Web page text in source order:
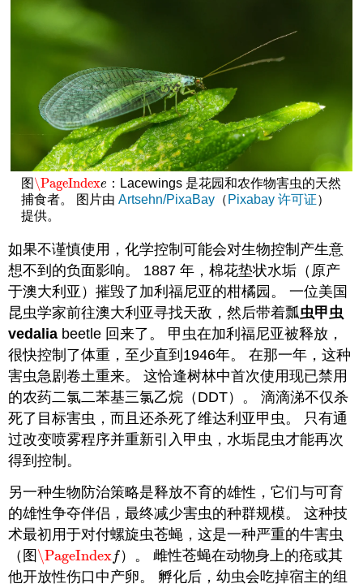
图\PageIndexe
\PageIndexe ：Lacewings 是花园和农作物害虫的天然
捕食者。 图片由 Artsehn/PixaBay（ Pixabay 许可证）
提供。
如果不谨慎使用，化学控制可能会对生物控制产生意
想不到的负面影响。 1887 年，棉花垫状水垢（原产
于澳大利亚）摧毁了加利福尼亚的柑橘园。 一位美国
昆虫学家前往澳大利亚寻找天敌，然后带着瓢虫甲虫
vedalia beetle 回来了。 甲虫在加利福尼亚被释放，
很快控制了体重，至少直到1946年。 在那一年，这种
害虫急剧卷土重来。 这恰逢树林中首次使用现已禁用
的农药二氯二苯基三氯乙烷（DDT）。 滴滴涕不仅杀
死了目标害虫，而且还杀死了维达利亚甲虫。 只有通
过改变喷雾程序并重新引入甲虫，水垢昆虫才能再次
得到控制。
另一种生物防治策略是释放不育的雄性，它们与可育
的雄性争夺伴侣，最终减少害虫的种群规模。 这种技
术最初用于对付螺旋虫苍蝇，这是一种严重的牛害虫
（图 \PageIndexf
\PageIndexf ）。 雌性苍蝇在动物身上的疮或其
他开放性伤口中产卵。 孵化后，幼虫会吃掉宿主的组